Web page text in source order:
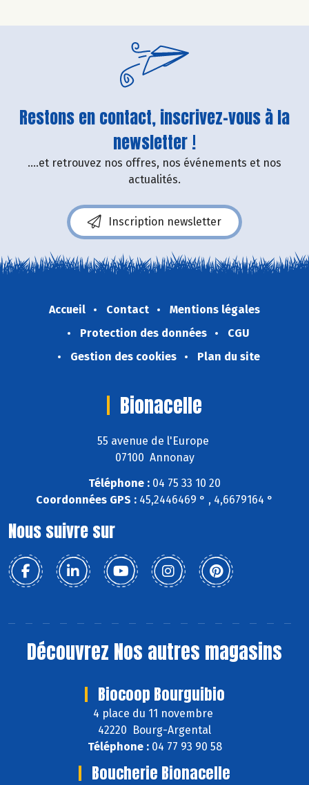
Restons en contact, inscrivez-vous à la
newsletter !
....et retrouvez nos offres, nos événements et nos
actualités.
Inscription newsletter
Accueil Contact
Mentions légales
Protection des données
CGU
Gestion des cookies
Plan du site
Bionacelle
55 avenue de l'Europe
07100 Annonay
Téléphone : 04 75 33 10 20
Coordonnées GPS : 45,2446469 ° , 4,6679164 °
Nous suivre sur
Découvrez Nos autres magasins
Biocoop Bourguibio
4 place du 11 novembre
42220 Bourg-Argental
Téléphone :04 77 93 90 58
Boucherie Bionacelle